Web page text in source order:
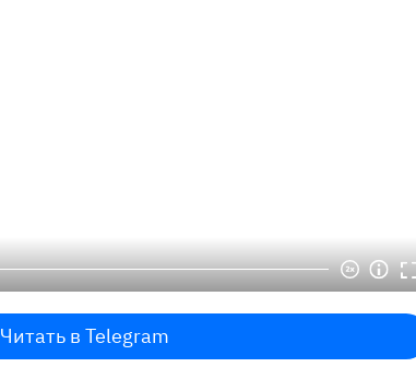
Читать в Telegram